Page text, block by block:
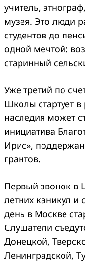
учитель,
музея. Это люди
студентов до
одной мечтой:
старинный
Уже третий по
Школы стартует в
наследия может
инициатива
Ирис»,
грантов.
Первый звонок в
летних каникул и
день в Москве
Слушатели
Донецкой,
Ленинградской,